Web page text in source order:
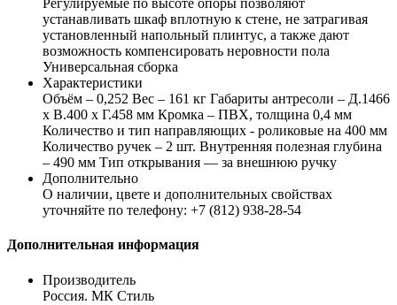
Регулируемые по высоте опоры позволяют
устанавливать шкаф вплотную к стене, не затрагивая
установленный напольный плинтус, а также дают
возможность компенсировать неровности пола
Универсальная сборка
Характеристики
Объём – 0,252 Вес – 161 кг Габариты антресоли – Д.1466
х В.400 х Г.458 мм Кромка – ПВХ, толщина 0,4 мм
Количество и тип направляющих - роликовые на 400 мм
Количество ручек – 2 шт. Внутренняя полезная глубина
– 490 мм Тип открывания — за внешнюю ручку
Дополнительно
О наличии, цвете и дополнительных свойствах
уточняйте по телефону: +7 (812) 938-28-54
Дополнительная информация
Производитель
Россия. МК Стиль